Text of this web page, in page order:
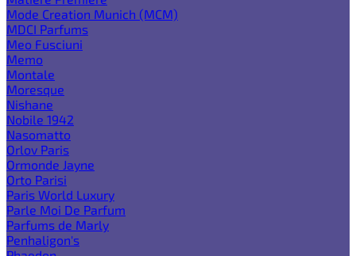
Mode Creation Munich (MCM)
MDCI Parfums
Meo Fusciuni
Memo
Montale
Moresque
Nishane
Nobile 1942
Nasomatto
Orlov Paris
Ormonde Jayne
Orto Parisi
Paris World Luxury
Parle Moi De Parfum
Parfums de Marly
Penhaligon's